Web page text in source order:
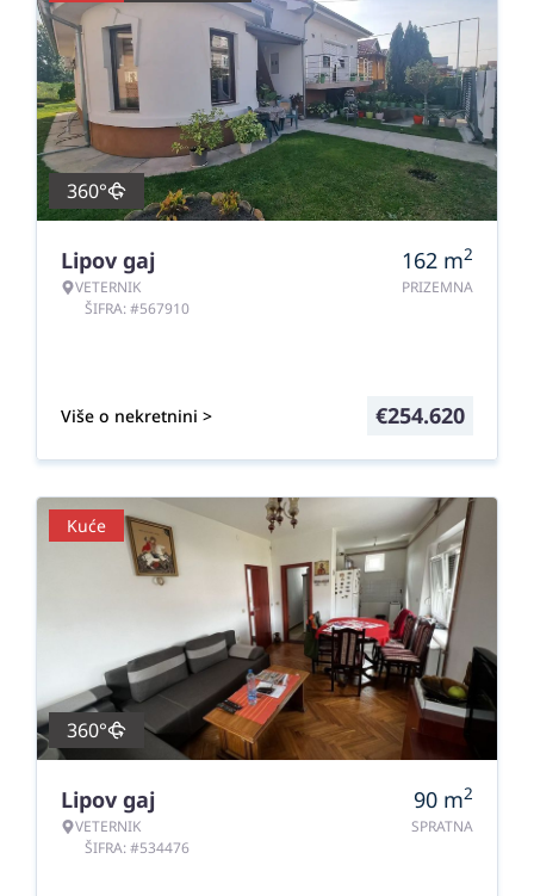
360°
Lipov gaj
VETERNIK
ŠIFRA: #567910
162 m2
PRIZEMNA
Više o nekretnini > €254.620
Kuće
360°
Lipov gaj
VETERNIK
ŠIFRA: #534476
90 m2
SPRATNA